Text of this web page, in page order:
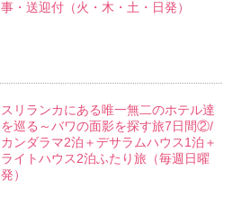
事・送迎付（火・木・土・日発）
スリランカにある唯一無二のホテル達
を巡る～バワの面影を探す旅7日間②/
カンダラマ2泊＋デサラムハウス1泊＋
ライトハウス2泊ふたり旅（毎週日曜
発）